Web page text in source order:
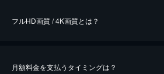
※40％ポイント還元の対象は、クレジットカード決済に
フルHD画質 / 4K画質とは？
月額料金を支払うタイミングは？